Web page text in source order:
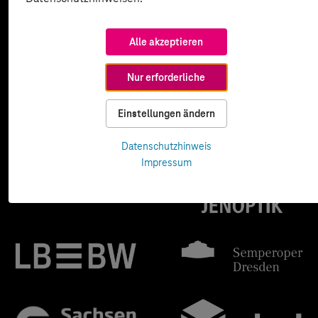
Alle akzeptieren
Nur erforderliche
Einstellungen ändern
Datenschutzhinweis
Impressum